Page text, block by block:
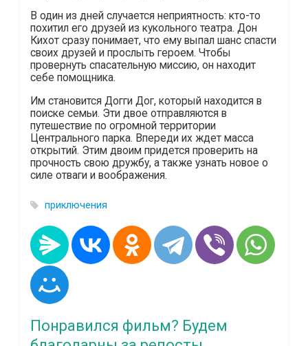
В один из дней случается неприятность: кто-то
похитил его друзей из кукольного театра. Дон
Кихот сразу понимает, что ему выпал шанс спасти
своих друзей и прослыть героем. Чтобы
провернуть спасательную миссию, он находит
себе помощника.
Им становится Догги Дог, который находится в
поиске семьи. Эти двое отправляются в
путешествие по огромной территории
Центрального парка. Впереди их ждет масса
открытий. Этим двоим придется проверить на
прочность свою дружбу, а также узнать новое о
силе отваги и воображения.
приключения
Понравился фильм? Будем